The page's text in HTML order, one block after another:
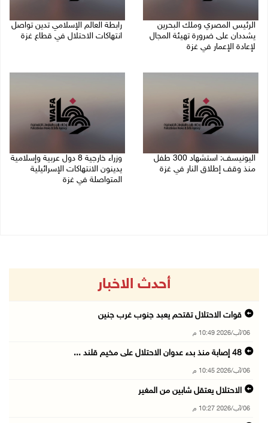
الرئيس المصري وملك البحرين
يشددان على ضرورة تهيئة المجال
لإعادة الإعمار في غزة
رابطة العالم الإسلامي تدين تواصل
انتهاكات الاحتلال في قطاع غزة
اليونيسف: استشهاد 300 طفل
منذ وقف إطلاق النار في غزة
وزراء خارجية 8 دول عربية وإسلامية
يدينون الانتهاكات الإسرائيلية
المتواصلة في غزة
أحدث الاخبار
قوات الاحتلال تقتحم يعبد جنوب غرب جنين
06/آب/2026 10:49 م
48 إصابة منذ بدء عدوان الاحتلال على مخيم قلند ...
06/آب/2026 10:45 م
الاحتلال يعتقل شابين من المغير
06/آب/2026 10:27 م